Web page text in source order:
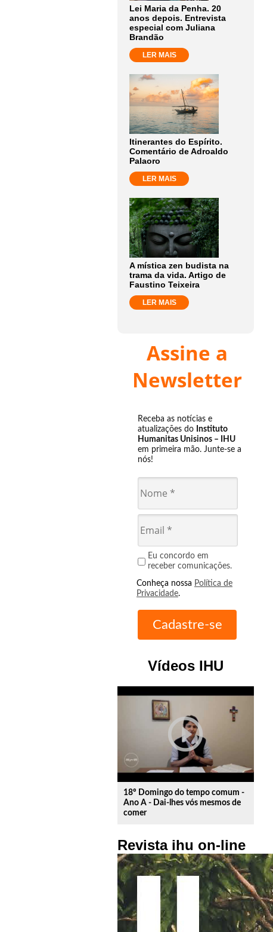
Lei Maria da Penha. 20
anos depois. Entrevista
especial com Juliana
Brandão
LER MAIS
Itinerantes do Espírito.
Comentário de Adroaldo
Palaoro
LER MAIS
A mística zen budista na
trama da vida. Artigo de
Faustino Teixeira
LER MAIS
Assine a
Newsletter
Receba as notícias e
atualizações do Instituto
Humanitas Unisinos – IHU
em primeira mão. Junte-se a
nós!
Eu concordo em
receber comunicações.
Conheça nossa Política de
Privacidade.
Vídeos IHU
play_circle_outline
18º Domingo do tempo comum -
Ano A - Dai-lhes vós mesmos de
comer
Revista ihu on-line